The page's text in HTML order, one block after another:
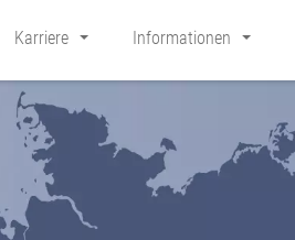
Karriere Informationen